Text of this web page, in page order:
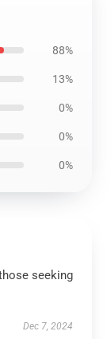
88%
13%
0%
0%
0%
seeking
Dec 7, 2024